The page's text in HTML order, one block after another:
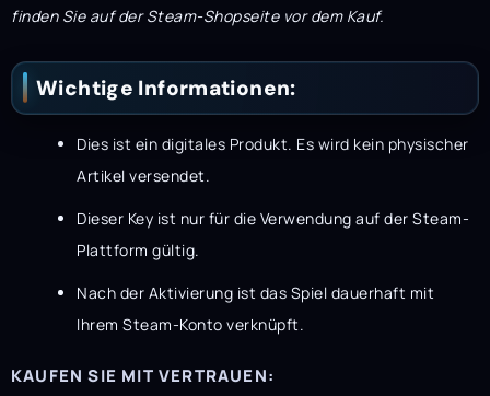
finden Sie auf der Steam-Shopseite vor dem Kauf.
Wichtige Informationen:
Dies ist ein digitales Produkt. Es wird kein physischer
Artikel versendet.
Dieser Key ist nur für die Verwendung auf der Steam-
Plattform gültig.
Nach der Aktivierung ist das Spiel dauerhaft mit
Ihrem Steam-Konto verknüpft.
KAUFEN SIE MIT VERTRAUEN: